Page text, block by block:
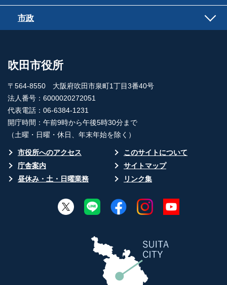
市政
吹田市役所
〒564-8550 大阪府吹田市泉町1丁目3番40号
法人番号：6000020272051
代表電話：06-6384-1231
開庁時間：午前9時から午後5時30分まで
（土曜・日曜・休日、年末年始を除く）
市役所へのアクセス
このサイトについて
庁舎案内
サイトマップ
昼休み・土・日曜業務
リンク集